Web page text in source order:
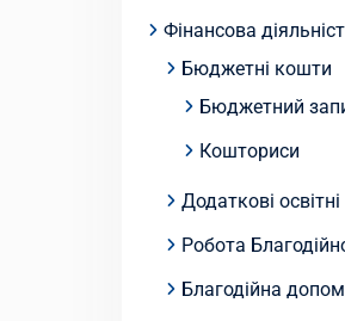
Фінансова
Бюджетні кошти
Бюджетний
Кошториси
Додаткові
Робота
Благодійна